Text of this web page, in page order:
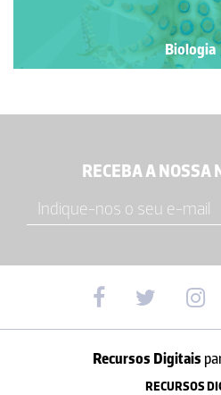
Biologia
RECEBA A NOSSA
Recursos Digitais
RECURSOS